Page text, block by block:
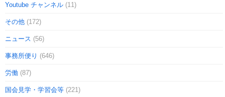
Youtube チャンネル (11)
その他 (172)
ニュース (56)
事務所便り (646)
労働 (87)
国会見学・学習会等 (221)